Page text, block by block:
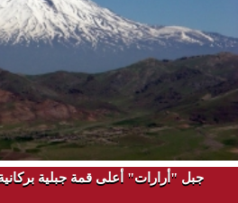
جبل "أرارات" أعلى قمة جبلية